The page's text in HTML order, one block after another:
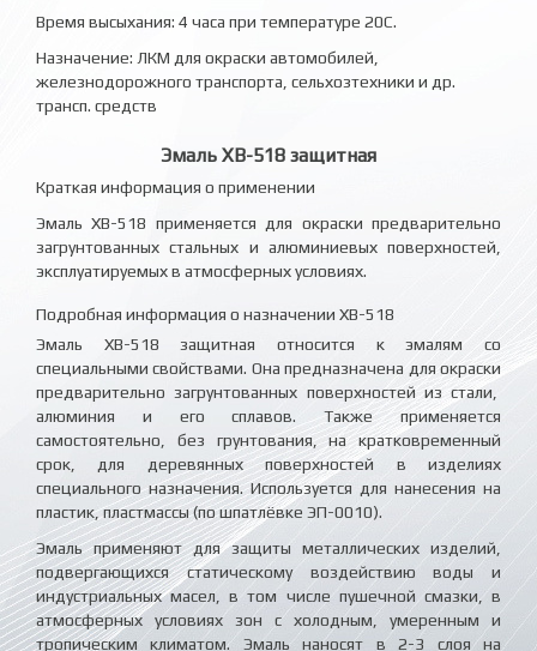
Время высыхания: 4 часа при температуре 20С.
Назначение: ЛКМ для окраски автомобилей,
железнодорожного транспорта, сельхозтехники и др.
трансп. средств
Эмаль ХВ-518 защитная
Краткая информация о применении
Эмаль ХВ-518 применяется для окраски предварительно
загрунтованных стальных и алюминиевых поверхностей,
эксплуатируемых в атмосферных условиях.
Подробная информация о назначении ХВ-518
Эмаль ХВ-518 защитная относится к эмалям со
специальными свойствами. Она предназначена для окраски
предварительно загрунтованных поверхностей из стали,
алюминия и его сплавов. Также применяется
самостоятельно, без грунтования, на кратковременный
срок, для деревянных поверхностей в изделиях
специального назначения. Используется для нанесения на
пластик, пластмассы (по шпатлёвке ЭП-0010).
Эмаль применяют для защиты металлических изделий,
подвергающихся статическому воздействию воды и
индустриальных масел, в том числе пушечной смазки, в
атмосферных условиях зон с холодным, умеренным и
тропическим климатом. Эмаль наносят в 2-3 слоя на